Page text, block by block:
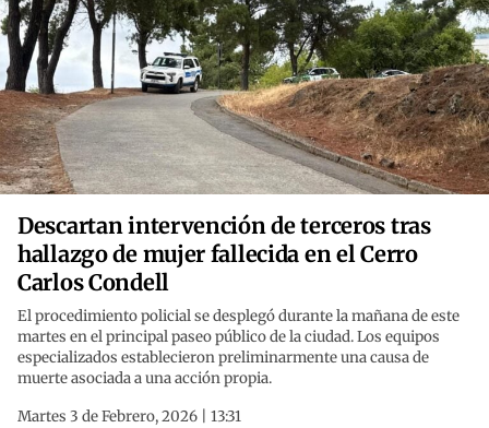
Descartan intervención de terceros tras
hallazgo de mujer fallecida en el Cerro
Carlos Condell
El procedimiento policial se desplegó durante la mañana de este
martes en el principal paseo público de la ciudad. Los equipos
especializados establecieron preliminarmente una causa de
muerte asociada a una acción propia.
Martes 3 de Febrero, 2026 | 13:31